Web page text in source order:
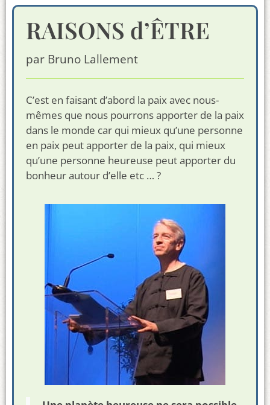
RAISONS d’ÊTRE
par Bruno Lallement
C’est en faisant d’abord la paix avec nous-
mêmes que nous pourrons apporter de la paix
dans le monde car qui mieux qu’une personne
en paix peut apporter de la paix, qui mieux
qu’une personne heureuse peut apporter du
bonheur autour d’elle etc … ?